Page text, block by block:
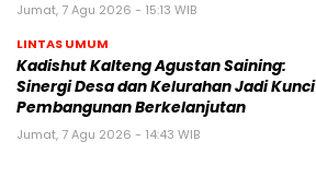
Jumat, 7 Agu 2026 - 15:13 WIB
LINTAS UMUM
Kadishut Kalteng Agustan Saining:
Sinergi Desa dan Kelurahan Jadi Kunci
Pembangunan Berkelanjutan
Jumat, 7 Agu 2026 - 14:43 WIB